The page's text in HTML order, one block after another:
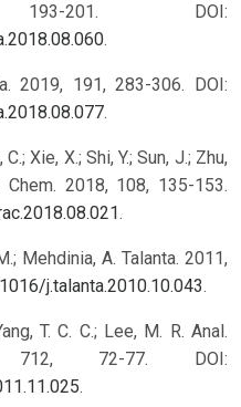
201. DOI:
.
2019, 191, 283-306. DOI:
.
Xie, X.; Shi, Y.; Sun, J.; Zhu,
Chem. 2018, 108, 135-153.
.
Mehdinia, A. Talanta. 2011,
j.talanta.2010.10.043.
T. C. C.; Lee, M. R. Anal.
72-77. DOI:
.